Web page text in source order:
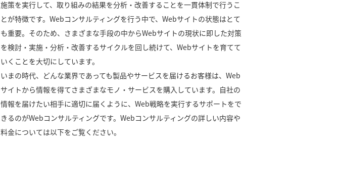
施策を実行して、取り組みの結果を分析・改善することを一貫体制で行うこ
とが特徴です。Webコンサルティングを行う中で、Webサイトの状態はとて
も重要。そのため、さまざまな手段の中からWebサイトの現状に即した対策
を検討・実施・分析・改善するサイクルを回し続けて、Webサイトを育てて
いくことを大切にしています。
いまの時代、どんな業界であっても製品やサービスを届けるお客様は、Web
サイトから情報を得てさまざまなモノ・サービスを購入しています。自社の
情報を届けたい相手に適切に届くように、Web戦略を実行するサポートをで
きるのがWebコンサルティングです。Webコンサルティングの詳しい内容や
料金については以下をご覧ください。